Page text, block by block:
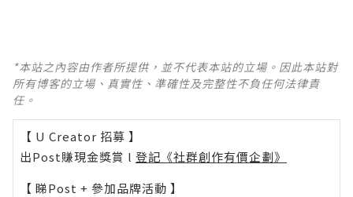
*本站之內容由作者所提供，並不代表本站的立場。因此本站對
所有博客的立場、真實性、準確性及完整性不負任何法律責
任。
【 U Creator 招募 】
出Post賺現金獎賞 l 登記《社群創作有價企劃》
【 睇Post + 參加品牌活動 】